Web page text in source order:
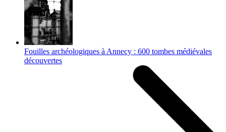
Fouilles archéologiques à Annecy : 600 tombes médiévales
découvertes